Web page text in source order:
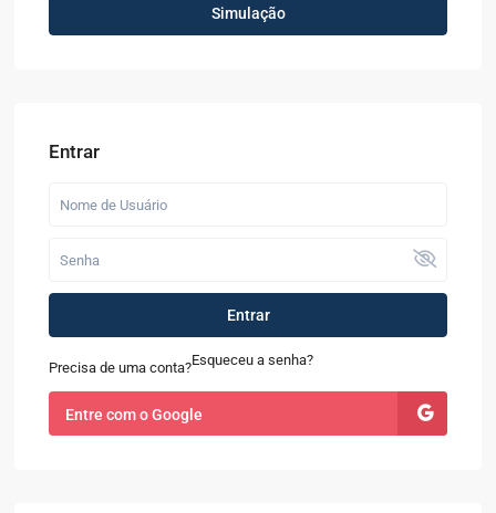
Simulação
Entrar
Entrar
Precisa de uma conta?Esqueceu a senha?
Entre com o Google